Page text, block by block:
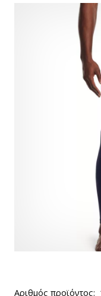
Αριθμός προϊόντος: